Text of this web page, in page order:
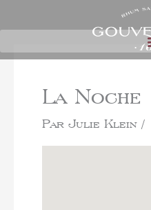
La Noche
Par Julie Klein /